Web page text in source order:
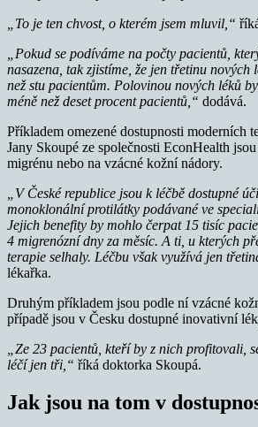
„To je ten chvost, o kterém jsem mluvil,“
„Pokud se podíváme na počty pacientů,
nasazena, tak zjistíme, že jen třetinu
než stu pacientům. Polovinou nových léků
méně než deset procent pacientů,“ dodává.
Příkladem omezené dostupnosti moderních
Jany Skoupé ze společnosti EconHealth
migrénu nebo na vzácné kožní nádory.
„V České republice jsou k léčbě dostupné
monoklonální protilátky podávané ve
Jejich benefity by mohlo čerpat 15 tisíc
4 migrenózní dny za měsíc. A ti, u kterých
terapie selhaly. Léčbu však využívá jen
lékařka.
Druhým příkladem jsou podle ní vzácné
případě jsou v Česku dostupné inovativní
„Ze 23 pacientů, kteří by z nich profitovali,
léčí jen tři,“ říká doktorka Skoupá.
Jak jsou na tom v